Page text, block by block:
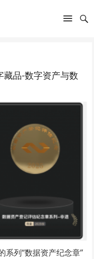
藏品-数字资产与数
系列“数据资产纪念章”